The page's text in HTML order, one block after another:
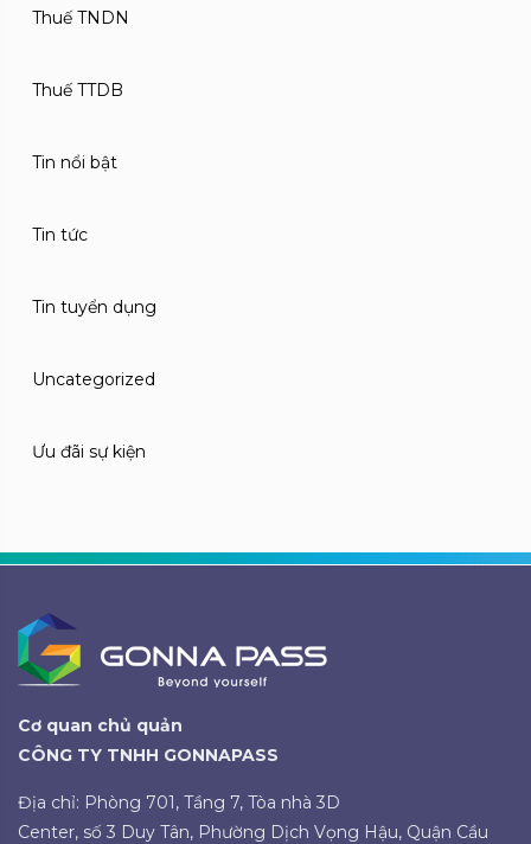
Thuế TNDN
Thuế TTDB
Tin nổi bật
Tin tức
Tin tuyển dụng
Uncategorized
Ưu đãi sự kiện
Cơ quan chủ quản
CÔNG TY TNHH GONNAPASS
Địa chỉ: Phòng 701, Tầng 7, Tòa nhà 3D
Center, số 3 Duy Tân, Phường Dịch Vọng Hậu, Quận Cầu